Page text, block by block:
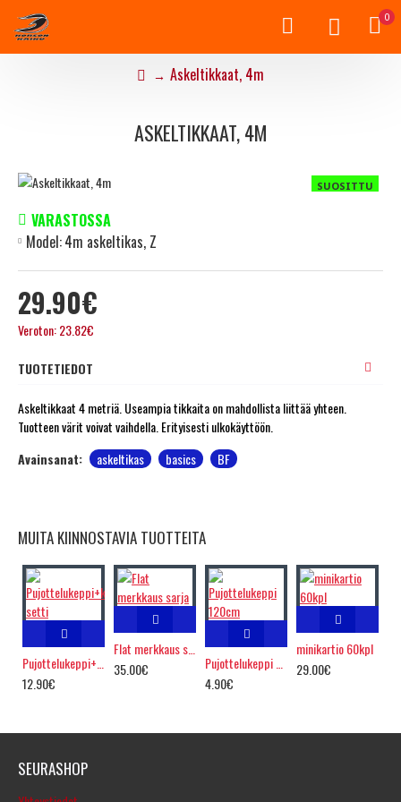
0
Askeltikkaat, 4m
ASKELTIKKAAT, 4M
SUOSITTU
29.90€
Veroton: 23.82€
VARASTOSSA
Model:4m askeltikas, Z
TUOTETIEDOT
Askeltikkaat 4 metriä. Useampia tikkaita on mahdollista liittää yhteen.
Tuotteen värit voivat vaihdella. Erityisesti ulkokäyttöön.
Avainsanat:
askeltikas basics BF
MUITA KIINNOSTAVIA TUOTTEITA
12.90€
Flat merkkaus sarja
35.00€
4.90€
minikartio 60kpl
29.00€
SEURASHOP